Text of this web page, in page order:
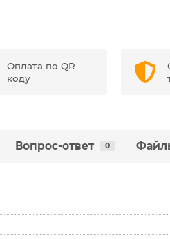
Оплата по QR
коду
Вопрос-ответ 0